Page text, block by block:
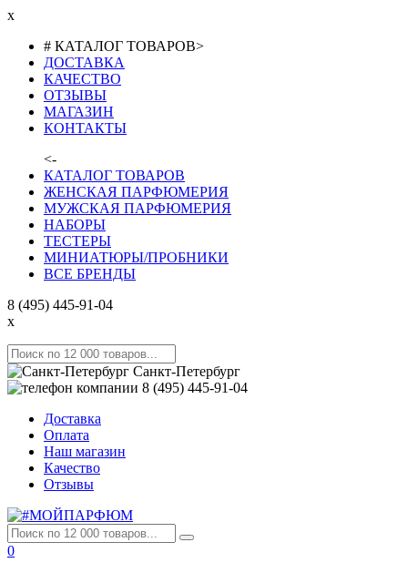
x
# КАТАЛОГ ТОВАРОВ>
ДОСТАВКА
КАЧЕСТВО
ОТЗЫВЫ
МАГАЗИН
КОНТАКТЫ
<-
КАТАЛОГ ТОВАРОВ
ЖЕНСКАЯ ПАРФЮМЕРИЯ
МУЖСКАЯ ПАРФЮМЕРИЯ
НАБОРЫ
ТЕСТЕРЫ
МИНИАТЮРЫ/ПРОБНИКИ
ВСЕ БРЕНДЫ
8 (495) 445-91-04
x
Санкт-Петербург
8 (495) 445-91-04
Доставка
Оплата
Наш магазин
Качество
Отзывы
0